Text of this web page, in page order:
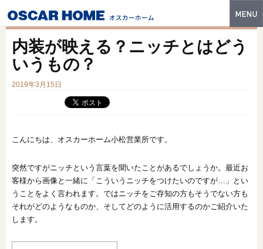
イベント・モデルハウス
フォトギャラリー
販売中の物件
内装が映える？ニッチとはどう
いうもの？
2019年3月15日
こんにちは、オスカーホーム小松営業所です。
突然ですがニッチという言葉を聞いたことがあるでしょうか。最近お
客様から画像と一緒に「こういうニッチをつけたいのですが…」とい
うことをよく言われます。ではニッチをご存知の方もそうでない方も
それがどのようなものか、そしてどのように活用するのかご紹介いた
します。